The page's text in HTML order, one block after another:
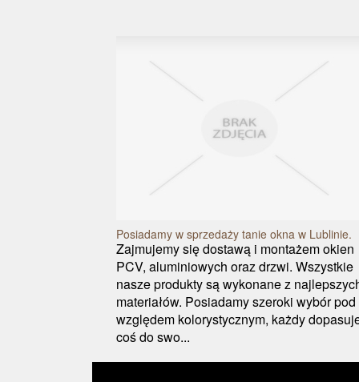
Posiadamy w sprzedaży tanie okna w Lublinie.
Zajmujemy się dostawą i montażem okien
PCV, aluminiowych oraz drzwi. Wszystkie
nasze produkty są wykonane z
materiałów. Posiadamy szeroki wybór pod
względem kolorystycznym, każdy
coś do swo...